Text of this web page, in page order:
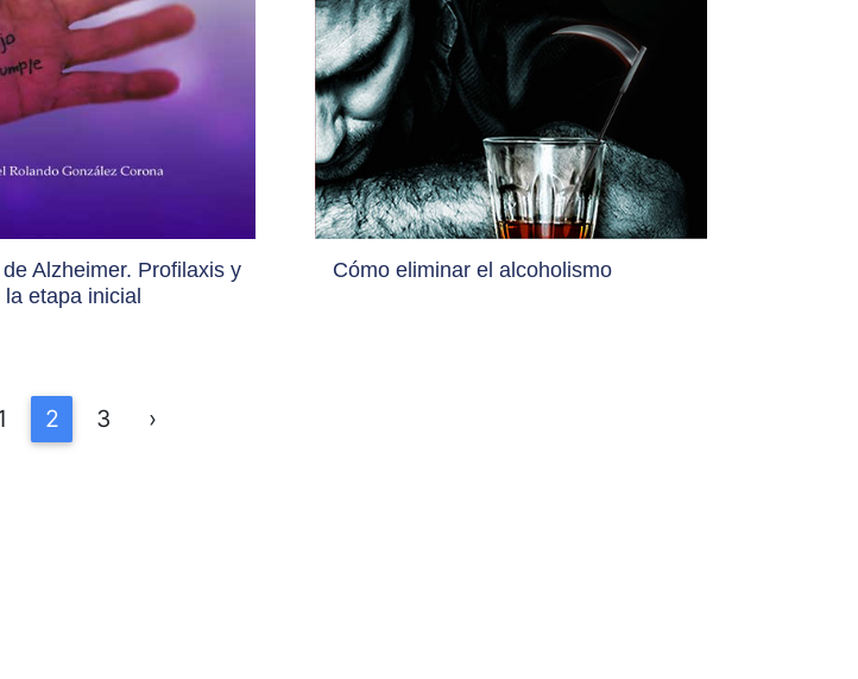
Alzheimer. Profilaxis y
etapa inicial
Cómo eliminar el alcoholismo
2 3 ›